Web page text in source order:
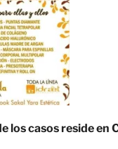
los casos reside en